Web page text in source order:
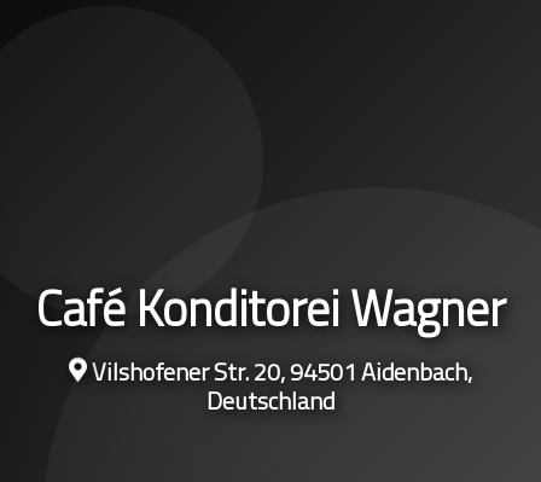
Café Konditorei Wagner
Vilshofener Str. 20, 94501 Aidenbach,
Deutschland